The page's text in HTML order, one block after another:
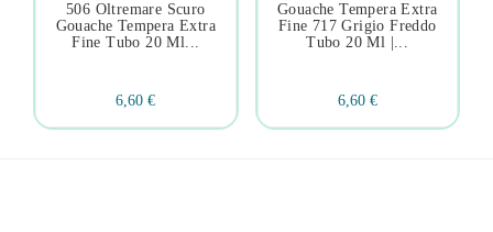
506 Oltremare Scuro
Gouache Tempera Extra
Fine Tubo 20 Ml...
6,60 €
Gouache Tempera Extra
Fine 717 Grigio Freddo
Tubo 20 Ml |...
6,60 €